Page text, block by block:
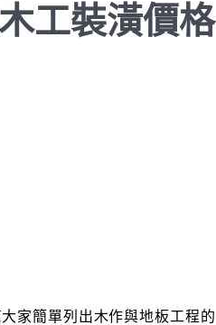
工裝潢價格
家簡單列出木作與地板工程的